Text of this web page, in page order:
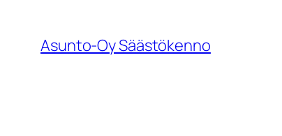
sisältöönAsunto-Oy Säästökenno